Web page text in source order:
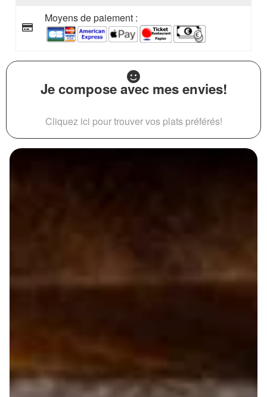
Moyens de paiement :
Je compose avec mes envies!
Cliquez ici pour trouver vos plats préférés!